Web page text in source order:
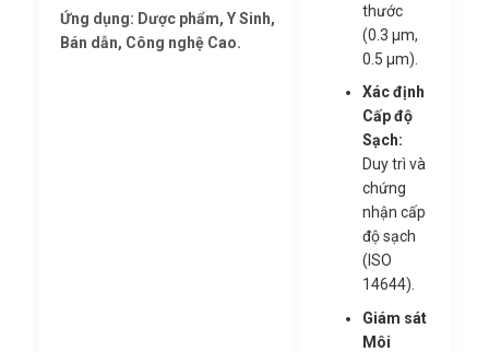
Ứng dụng: Dược phẩm, Y Sinh,
Bán dẫn, Công nghệ Cao.
thước
(0.3 µm,
0.5 µm).
Xác định
Cấp độ
Sạch:
Duy trì và
chứng
nhận cấp
độ sạch
(ISO
14644).
Giám sát
Môi